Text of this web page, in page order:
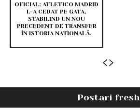
OFICIAL: ATLETICO MADRID
L-A CEDAT PE GATA,
STABILIND UN NOU
PRECEDENT DE TRANSFER
ÎN ISTORIA NAȚIONALĂ.
Postari fresh